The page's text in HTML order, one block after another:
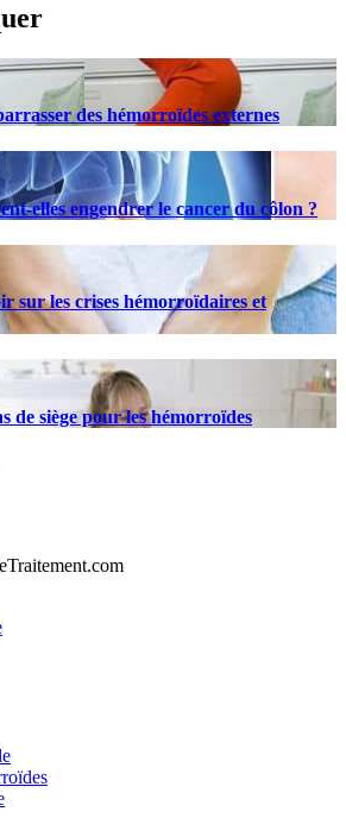
des hémorroïdes externes
elles engendrer le cancer du côlon ?
sur les crises hémorroïdaires et
de siège pour les hémorroïdes